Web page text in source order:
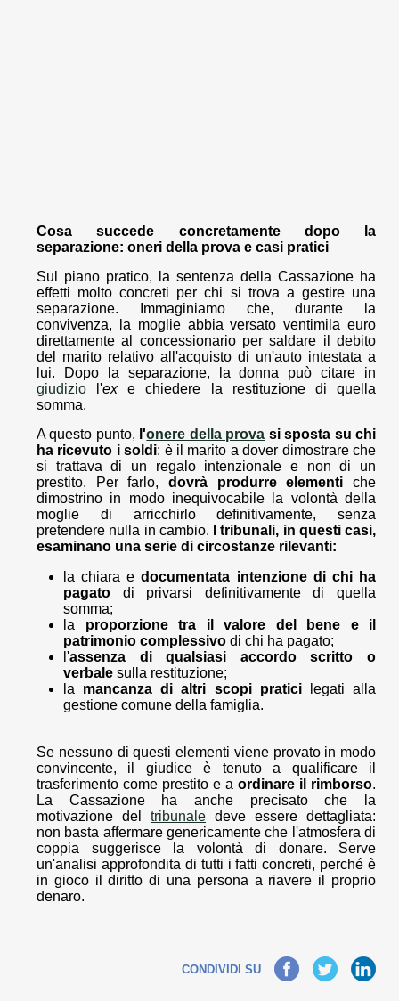
Cosa succede concretamente dopo la
separazione: oneri della prova e casi pratici
Sul piano pratico, la sentenza della Cassazione ha
effetti molto concreti per chi si trova a gestire una
separazione. Immaginiamo che, durante la
convivenza, la moglie abbia versato ventimila euro
direttamente al concessionario per saldare il debito
del marito relativo all'acquisto di un'auto intestata a
lui. Dopo la separazione, la donna può citare in
giudizio l'exe chiedere la restituzione di quella
somma.
A questo punto, l'onere della prova si sposta su chi
ha ricevuto i soldi: è il marito a dover dimostrare che
si trattava di un regalo intenzionale e non di un
prestito. Per farlo, dovrà produrre elementi che
dimostrino in modo inequivocabile la volontà della
moglie di arricchirlo definitivamente, senza
pretendere nulla in cambio.
I tribunali, in questi casi,
esaminano una serie di circostanze rilevanti:
la chiara edocumentata intenzione di chi ha
pagato di privarsi definitivamente di quella
somma;
la proporzione tra il valore del bene e il
patrimonio complessivo di chi ha pagato;
l'assenza di qualsiasi accordo scritto o
verbale sulla restituzione;
la mancanza di altri scopi praticilegati alla
gestione comune della famiglia.
Se nessuno di questi elementi viene provato in modo
convincente, il giudice è tenuto a qualificare il
trasferimento come prestito e a ordinare il rimborso.
La Cassazione ha anche precisato che la
motivazione del tribunale deve essere dettagliata:
non basta affermare genericamente che l'atmosfera di
coppia suggerisce la volontà di donare. Serve
un'analisi approfondita di tutti i fatti concreti, perché è
in gioco il diritto di una persona a riavere il proprio
denaro.
CONDIVIDI SUFacebook TwitterLinkedIn